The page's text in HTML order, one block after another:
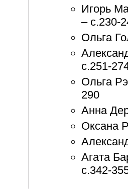
Игорь
– с.230-
Ольга
с.251-
Ольга
290
Анна
Оксана
Агата
с.342-